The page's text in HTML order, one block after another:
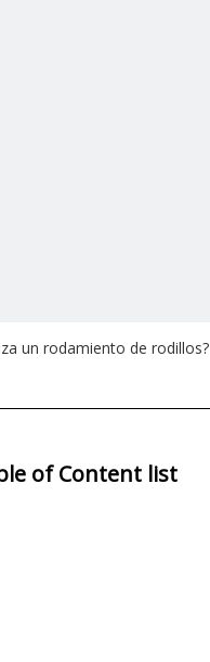
un rodamiento de rodillos?
of Content list